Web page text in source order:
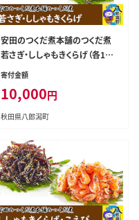
安田のつくだ煮本舗のつくだ煮
若さぎ・ししゃもきくらげ（各185
g合計370g） [佃煮 つくだ煮 佃
さぎ 佃煮若さぎ]
寄付金額
10,000円
秋田県八郎潟町